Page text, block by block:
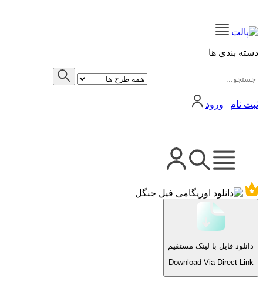
دسته بندی ها
ثبت نام | ورود
دانلود فایل با لینک مستقیم
Download Via Direct Link